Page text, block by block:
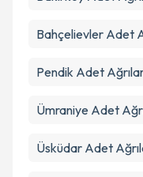
Bahçelievler Adet
Pendik Adet
Ümraniye Adet
Üsküdar Adet